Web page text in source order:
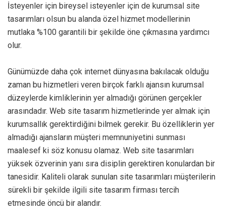
İsteyenler için bireysel isteyenler için de kurumsal site
tasarımları olsun bu alanda özel hizmet modellerinin
mutlaka %100 garantili bir şekilde öne çıkmasına yardımcı
olur.
Günümüzde daha çok internet dünyasına bakılacak olduğu
zaman bu hizmetleri veren birçok farklı ajansın kurumsal
düzeylerde kimliklerinin yer almadığı görünen gerçekler
arasındadır. Web site tasarım hizmetlerinde yer almak için
kurumsallık gerektirdiğini bilmek gerekir. Bu özelliklerin yer
almadığı ajansların müşteri memnuniyetini sunması
maalesef ki söz konusu olamaz. Web site tasarımları
yüksek özverinin yanı sıra disiplin gerektiren konulardan bir
tanesidir. Kaliteli olarak sunulan site tasarımları müşterilerin
sürekli bir şekilde ilgili site tasarım firması tercih
etmesinde öncü bir alandır.